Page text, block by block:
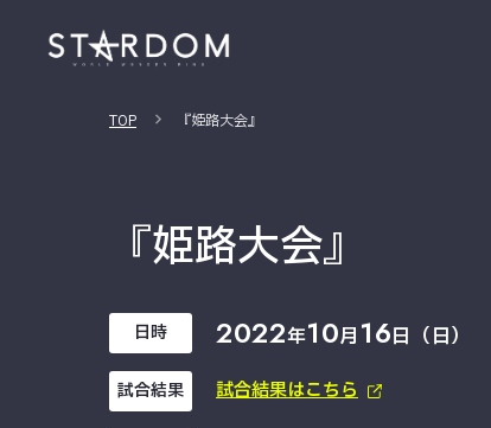
TOP 『姫路大会』
『姫路大会』
日時 2022年10月 16日（日）
試合結果 試合結果はこちら